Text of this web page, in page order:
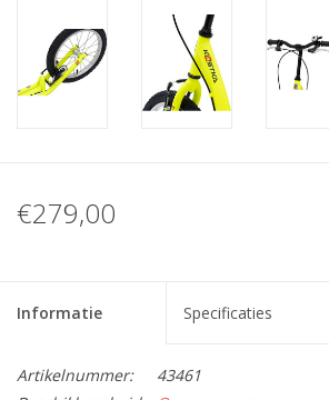
€279,00
Informatie Specificaties
Artikelnummer:
43461